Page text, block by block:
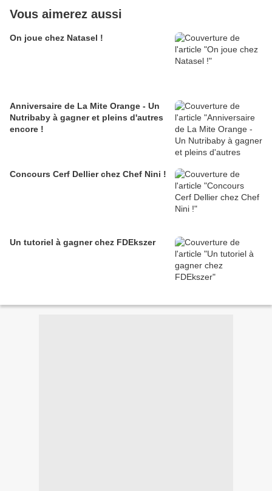
Vous aimerez aussi
On joue chez Natasel !
Anniversaire de La Mite Orange - Un
Nutribaby à gagner et pleins d'autres
encore !
Concours Cerf Dellier chez Chef Nini !
Un tutoriel à gagner chez FDEkszer